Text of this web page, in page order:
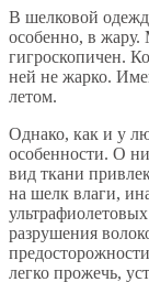
В шелковой
особенно, в жару.
гигроскопичен.
ней не жарко.
летом.
Однако, как и у
особенности. О
вид ткани
на шелк влаги,
разрушения
легко прожечь,